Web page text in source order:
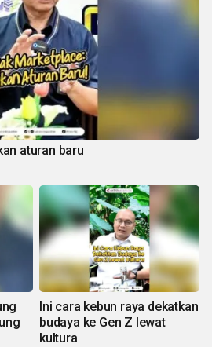
aturan baru
Ini cara kebun raya dekatkan
budaya ke Gen Z lewat
kultura